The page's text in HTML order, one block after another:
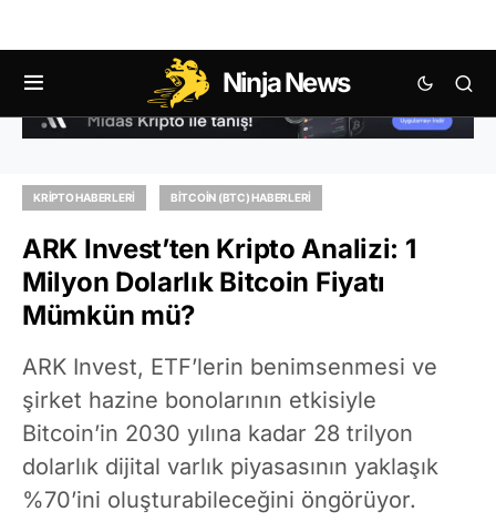
Ninja News
KRIPTO HABERLERI BITCOIN (BTC) HABERLERI
ARK Invest’ten Kripto Analizi: 1
Milyon Dolarlık Bitcoin Fiyatı
Mümkün mü?
ARK Invest, ETF’lerin benimsenmesi ve
şirket hazine bonolarının etkisiyle
Bitcoin’in 2030 yılına kadar 28 trilyon
dolarlık dijital varlık piyasasının yaklaşık
%70’ini oluşturabileceğini öngörüyor.